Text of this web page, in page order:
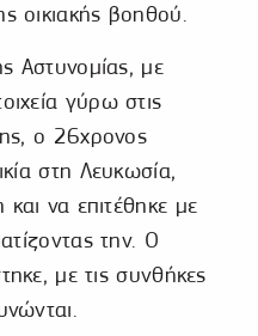
οικιακής βοηθού.
Αστυνομίας, με
γύρω στις
ο 26χρονος
στη Λευκωσία,
να επιτέθηκε με
την. Ο
με τις συνθήκες